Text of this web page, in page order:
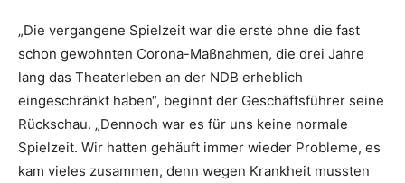
„Die vergangene Spielzeit war die erste ohne die fast
schon gewohnten Corona-Maßnahmen, die drei Jahre
lang das Theaterleben an der NDB erheblich
eingeschränkt haben“, beginnt der Geschäftsführer seine
Rückschau. „Dennoch war es für uns keine normale
Spielzeit. Wir hatten gehäuft immer wieder Probleme, es
kam vieles zusammen, denn wegen Krankheit mussten